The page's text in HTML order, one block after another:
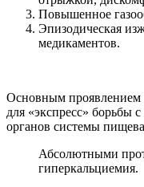
Повышенное
Эпизодическая
медикаментов.
Основным проявлением
для «экспресс» борьбы
органов системы
Абсолютными
гиперкальциемия.